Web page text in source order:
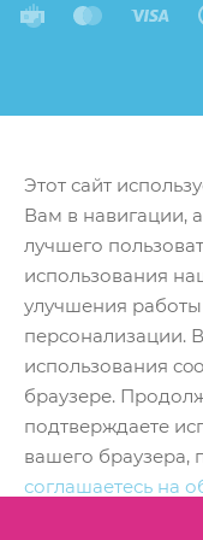
Этот сайт
Вам в навигации,
лучшего
использования
улучшения работы
персонализации.
использования
браузере.
подтверждаете
вашего браузера,
соглашаетесь на